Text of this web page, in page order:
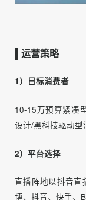
▌运营策略
1）目标消费者
10-15万预算紧